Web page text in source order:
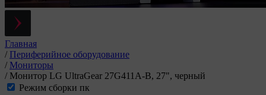
Главная
/ Периферийное оборудование
/ Мониторы
/ Монитор LG UltraGear 27G411A-B, 27", черный
Режим сборки пк